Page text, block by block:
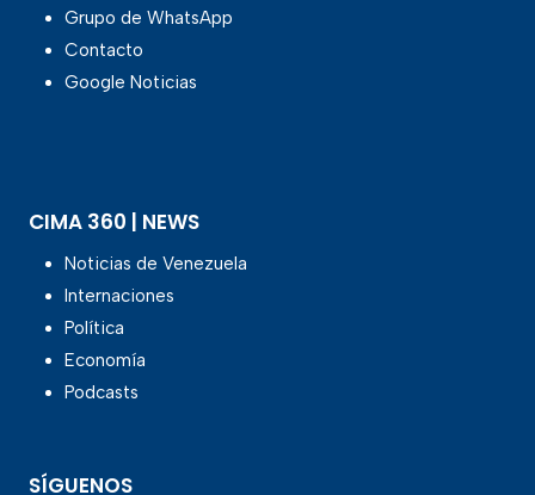
Grupo de WhatsApp
Contacto
Google Noticias
CIMA 360 | NEWS
Noticias de Venezuela
Internaciones
Política
Economía
Podcasts
SÍGUENOS